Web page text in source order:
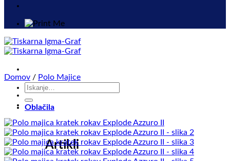
Išči:
Oblačila
Artikli
Domov / Polo Majice